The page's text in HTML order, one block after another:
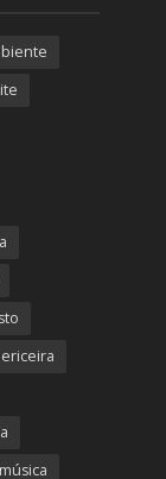
ericeira
música